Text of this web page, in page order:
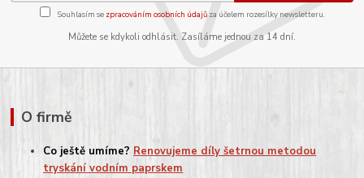
Souhlasím se zpracováním osobních údajůza účelem rozesílky newsletteru.
Můžete se kdykoli odhlásit. Zasíláme jednou za 14 dní.
O firmě
Co ještě umíme? Renovujeme díly šetrnou metodou
tryskání vodním paprskem